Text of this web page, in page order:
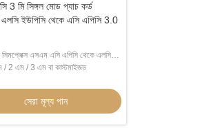
3 মি সিঙ্গল মোড প্যাচ কর্ড
এলসি ইউপিসি থেকে এসি এপিসি 3.0
সিমপ্লেক্স এসএম এসি এপিসি থেকে এলসি
3.0 মিমি
/ 2 এম / 3 এম বা কাস্টমাইজড
সেরা মূল্য পান